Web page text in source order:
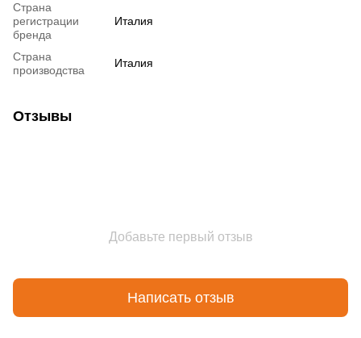
Страна
регистрации
бренда
Италия
Страна
производства
Италия
Отзывы
Добавьте первый отзыв
Написать отзыв